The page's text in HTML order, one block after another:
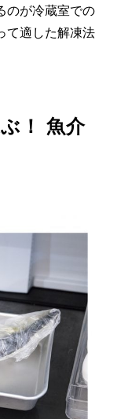
のが冷蔵室での
て適した解凍法
！ 魚介